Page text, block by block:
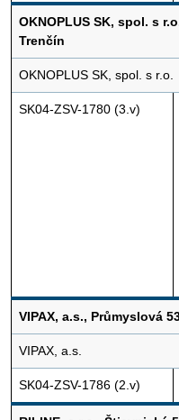
OKNOPLUS SK, spol. s
Trenčín
OKNOPLUS SK, spol. s r.o.
SK04-ZSV-1780 (3.v)
VIPAX, a.s., Průmyslová
VIPAX, a.s.
SK04-ZSV-1786 (2.v)